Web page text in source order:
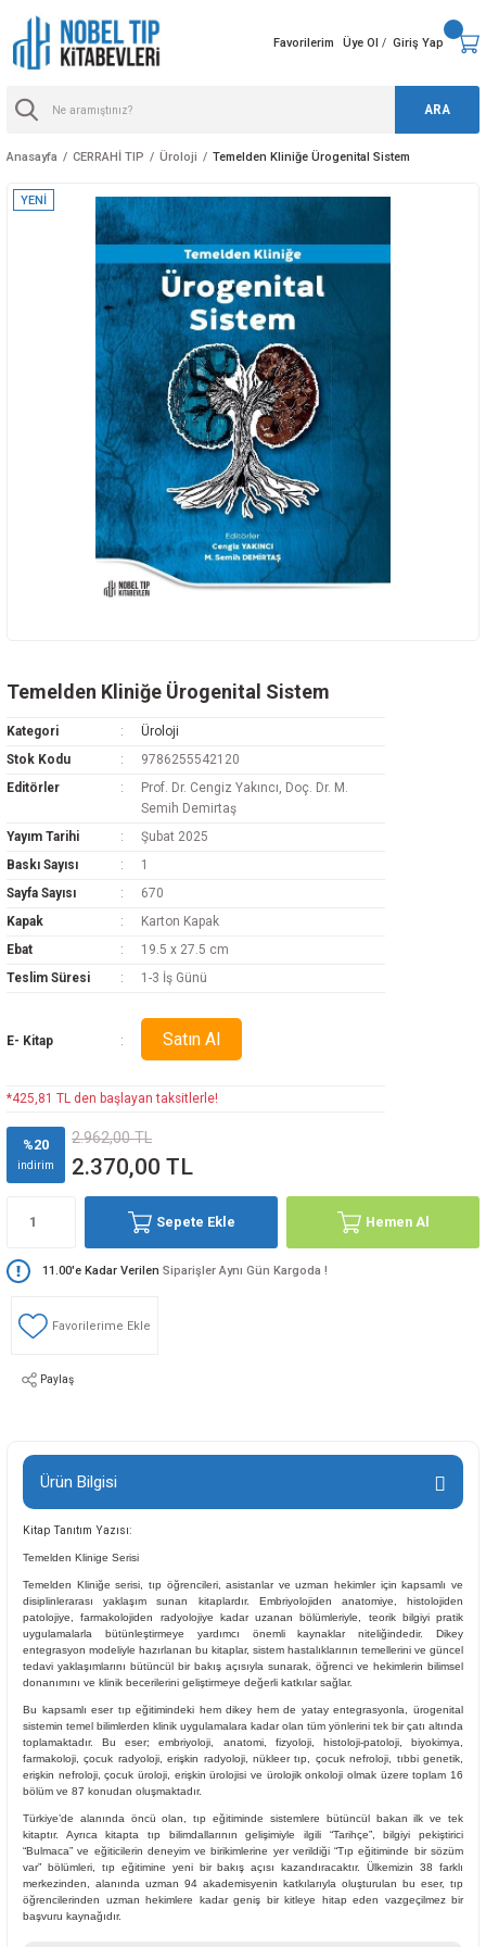
ARA
Favorilerim Üye Ol / Giriş Yap
Anasayfa CERRAHİ TIP Üroloji Temelden Kliniğe Ürogenital Sistem
YENİ
Temelden Kliniğe Ürogenital Sistem
Kategori
Üroloji
Stok Kodu
9786255542120
Editörler
Prof. Dr. Cengiz Yakıncı, Doç. Dr. M.
Semih Demirtaş
Yayım Tarihi
Şubat 2025
Baskı Sayısı
1
Sayfa Sayısı
670
Kapak
Karton Kapak
Ebat
19.5 x 27.5 cm
Teslim Süresi
1-3 İş Günü
E- Kitap Satın Al
*425,81 TL den başlayan taksitlerle!
%20
indirim
2.962,00 TL
2.370,00 TL
Sepete Ekle Hemen Al
11.00'e Kadar Verilen Siparişler Aynı Gün Kargoda !
Paylaş
Ürün Bilgisi
Kitap Tanıtım Yazısı:
Temelden Klinige Serisi
Temelden Kliniğe serisi, tıp öğrencileri, asistanlar ve uzman hekimler için kapsamlı ve
disiplinlerarası yaklaşım sunan kitaplardır. Embriyolojiden anatomiye, histolojiden
patolojiye, farmakolojiden radyolojiye kadar uzanan bölümleriyle, teorik bilgiyi pratik
uygulamalarla bütünleştirmeye yardımcı önemli kaynaklar niteliğindedir. Dikey
entegrasyon modeliyle hazırlanan bu kitaplar, sistem hastalıklarının temellerini ve güncel
tedavi yaklaşımlarını bütüncül bir bakış açısıyla sunarak, öğrenci ve hekimlerin bilimsel
donanımını ve klinik becerilerini geliştirmeye değerli katkılar sağlar.
Bu kapsamlı eser tıp eğitimindeki hem dikey hem de yatay entegrasyonla, ürogenital
sistemin temel bilimlerden klinik uygulamalara kadar olan tüm yönlerini tek bir çatı altında
toplamaktadır. Bu eser; embriyoloji, anatomi, fizyoloji, histoloji-patoloji, biyokimya,
farmakoloji, çocuk radyoloji, erişkin radyoloji, nükleer tıp, çocuk nefroloji, tıbbi genetik,
erişkin nefroloji, çocuk üroloji, erişkin ürolojisi ve ürolojik onkoloji olmak üzere toplam 16
bölüm ve 87 konudan oluşmaktadır.
Türkiye’de alanında öncü olan, tıp eğitiminde sistemlere bütüncül bakan ilk ve tek
kitaptır. Ayrıca kitapta tıp bilimdallarının gelişimiyle ilgili “Tarihçe”, bilgiyi pekiştirici
“Bulmaca” ve eğiticilerin deneyim ve birikimlerine yer verildiği “Tıp eğitiminde bir sözüm
var” bölümleri, tıp eğitimine yeni bir bakış açısı kazandıracaktır. Ülkemizin 38 farklı
merkezinden, alanında uzman 94 akademisyenin katkılarıyla oluşturulan bu eser, tıp
öğrencilerinden uzman hekimlere kadar geniş bir kitleye hitap eden vazgeçilmez bir
başvuru kaynağıdır.